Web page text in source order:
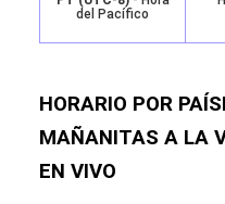
del Pacífico
HORARIO POR
MAÑANITAS A LA
EN VIVO